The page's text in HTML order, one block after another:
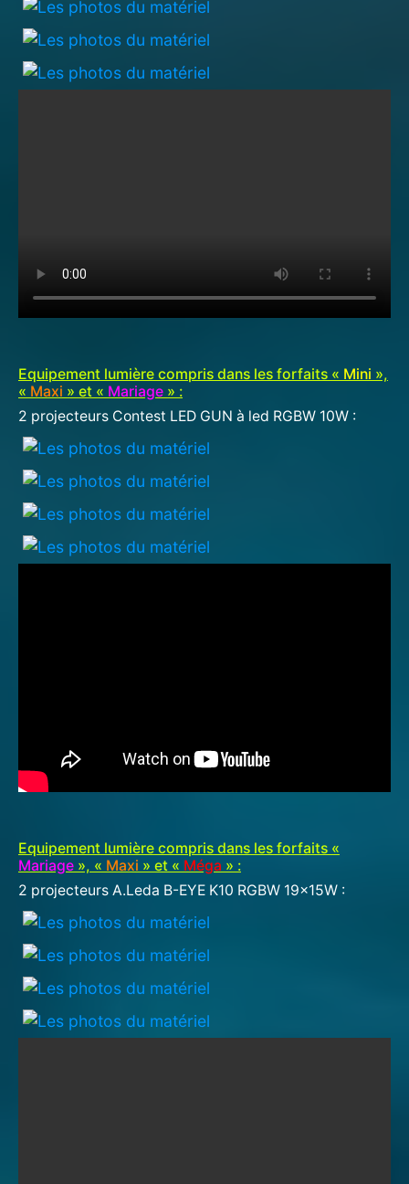
Equipement lumière compris dans les forfaits « Mini »,
« Maxi » et « Mariage » :
2 projecteurs Contest LED GUN à led RGBW 10W :
Equipement lumière compris dans les forfaits «
Mariage », « Maxi » et « Méga » :
2 projecteurs A.Leda B-EYE K10 RGBW 19x15W :